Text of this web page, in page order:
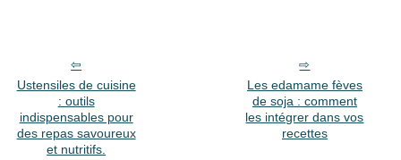
Ustensiles de cuisine
: outils
indispensables pour
des repas savoureux
et nutritifs.
Les edamame fèves
de soja : comment
les intégrer dans vos
recettes